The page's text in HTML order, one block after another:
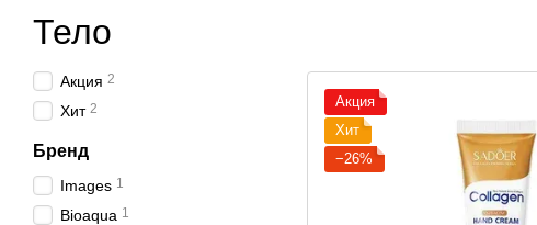
Тело
Акция
Хит
−26%
Акция 2
Хит 2
Бренд
Images 1
Bioaqua 1